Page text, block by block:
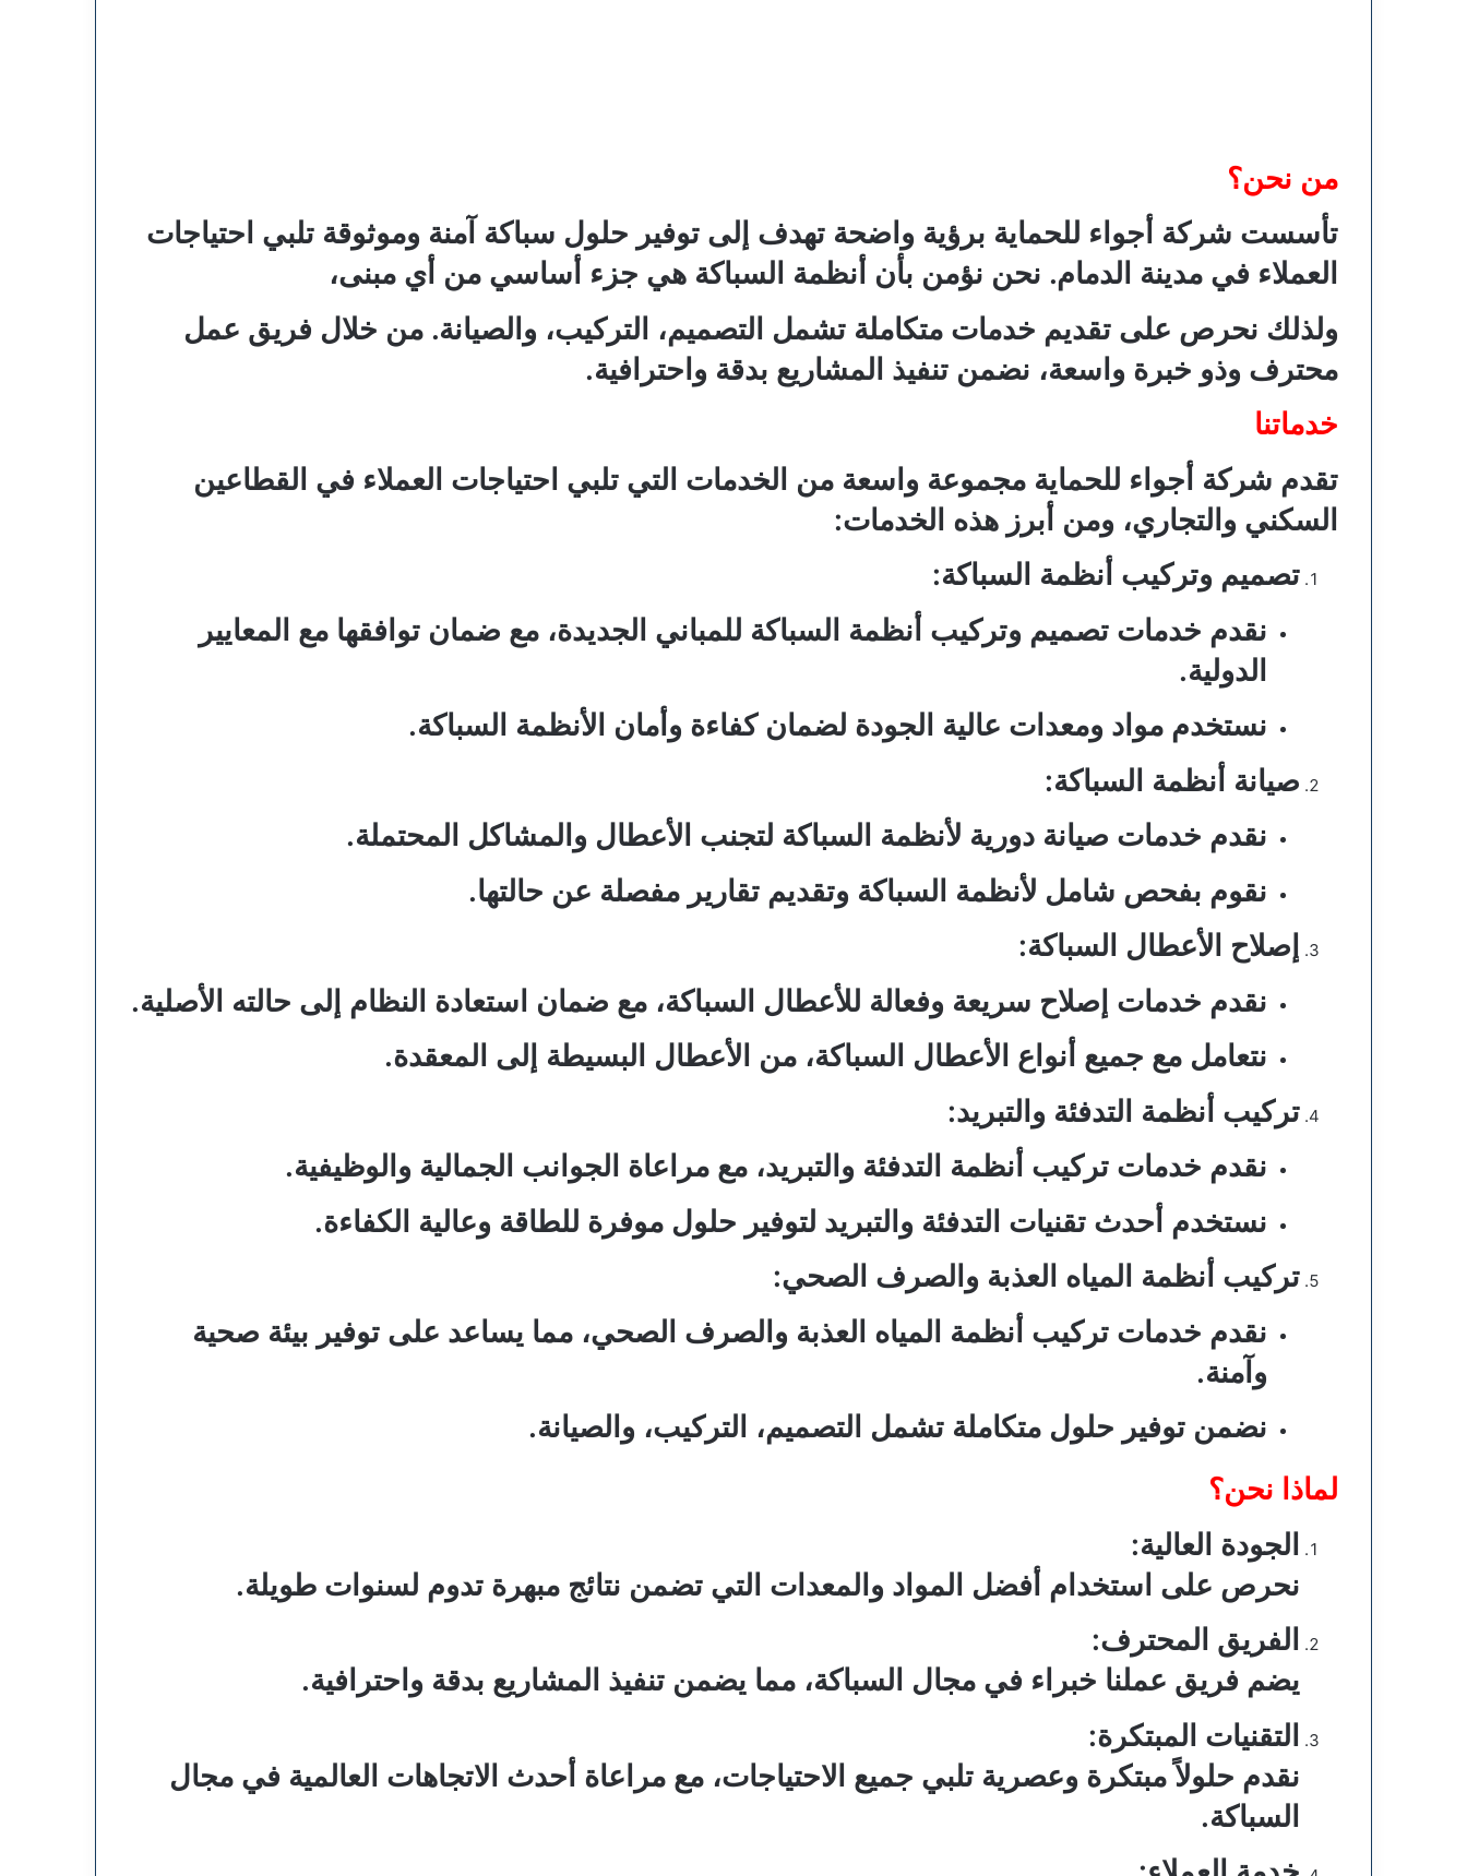
من نحن؟
تأسست شركة أجواء للحماية برؤية واضحة تهدف إلى توفير حلول سباكة آمنة وموثوقة تلبي احتياجات
العملاء في مدينة الدمام. نحن نؤمن بأن أنظمة السباكة هي جزء أساسي من أي مبنى،
ولذلك نحرص على تقديم خدمات متكاملة تشمل التصميم، التركيب، والصيانة. من خلال فريق عمل
محترف وذو خبرة واسعة، نضمن تنفيذ المشاريع بدقة واحترافية.
خدماتنا
تقدم شركة أجواء للحماية مجموعة واسعة من الخدمات التي تلبي احتياجات العملاء في القطاعين
السكني والتجاري، ومن أبرز هذه الخدمات:
تصميم وتركيب أنظمة السباكة:
نقدم خدمات تصميم وتركيب أنظمة السباكة للمباني الجديدة، مع ضمان توافقها مع المعايير
الدولية.
نستخدم مواد ومعدات عالية الجودة لضمان كفاءة وأمان الأنظمة السباكة.
صيانة أنظمة السباكة:
نقدم خدمات صيانة دورية لأنظمة السباكة لتجنب الأعطال والمشاكل المحتملة.
نقوم بفحص شامل لأنظمة السباكة وتقديم تقارير مفصلة عن حالتها.
إصلاح الأعطال السباكة:
نقدم خدمات إصلاح سريعة وفعالة للأعطال السباكة، مع ضمان استعادة النظام إلى حالته الأصلية.
نتعامل مع جميع أنواع الأعطال السباكة، من الأعطال البسيطة إلى المعقدة.
تركيب أنظمة التدفئة والتبريد:
نقدم خدمات تركيب أنظمة التدفئة والتبريد، مع مراعاة الجوانب الجمالية والوظيفية.
نستخدم أحدث تقنيات التدفئة والتبريد لتوفير حلول موفرة للطاقة وعالية الكفاءة.
تركيب أنظمة المياه العذبة والصرف الصحي:
نقدم خدمات تركيب أنظمة المياه العذبة والصرف الصحي، مما يساعد على توفير بيئة صحية
وآمنة.
نضمن توفير حلول متكاملة تشمل التصميم، التركيب، والصيانة.
لماذا نحن؟
الجودة العالية:
نحرص على استخدام أفضل المواد والمعدات التي تضمن نتائج مبهرة تدوم لسنوات طويلة.
الفريق المحترف:
يضم فريق عملنا خبراء في مجال السباكة، مما يضمن تنفيذ المشاريع بدقة واحترافية.
التقنيات المبتكرة:
نقدم حلولاً مبتكرة وعصرية تلبي جميع الاحتياجات، مع مراعاة أحدث الاتجاهات العالمية في مجال
السباكة.